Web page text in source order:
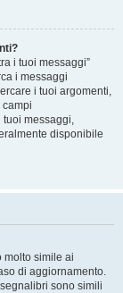
i tuoi messaggi”
i messaggi
i tuoi argomenti,
tuoi messaggi,
disponibile
molto simile ai
di aggiornamento.
sono simili